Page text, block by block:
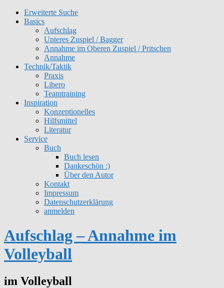
Erweiterte Suche
Basics
Aufschlag
Unteres Zuspiel / Bagger
Annahme im Oberen Zuspiel / Pritschen
Annahme
Technik/Taktik
Praxis
Libero
Teamtraining
Inspiration
Konzeptionelles
Hilfsmittel
Literatur
Service
Buch
Buch lesen
Dankeschön :)
Über den Autor
Kontakt
Impressum
Datenschutzerklärung
anmelden
Aufschlag – Annahme im
Volleyball
im Volleyball
Get 30% off your first purchase